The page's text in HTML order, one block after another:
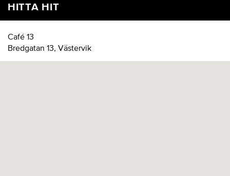
HITTA HIT
Café 13
Bredgatan 13, Västervik